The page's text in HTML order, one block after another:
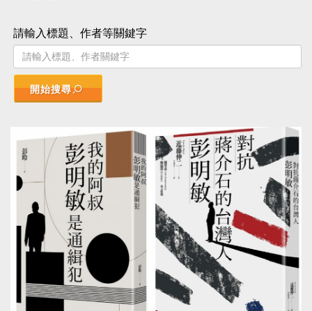
請輸入標題、作者等關鍵字
開始搜尋